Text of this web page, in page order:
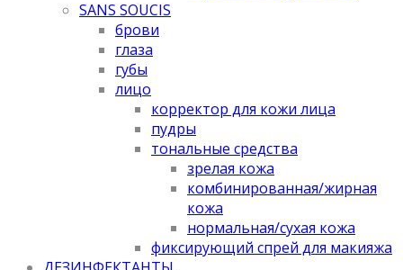
SANS SOUCIS
брови
глаза
губы
лицо
корректор для кожи лица
пудры
тональные средства
зрелая кожа
комбинированная/жирная
кожа
нормальная/cухая кожа
фиксирующий спрей для макияжа